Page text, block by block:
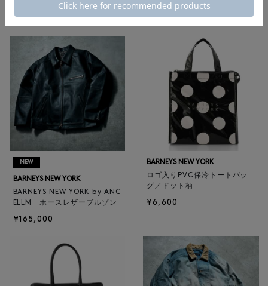
RECOMMEND
NEW
BARNEYS NEW YORK
BARNEYS NEW YORK by ANC
ELLM ホースレザーブルゾン
¥165,000
BARNEYS NEW YORK
ロゴ入りPVC保冷トートバッ
グ／ドット柄
¥6,600